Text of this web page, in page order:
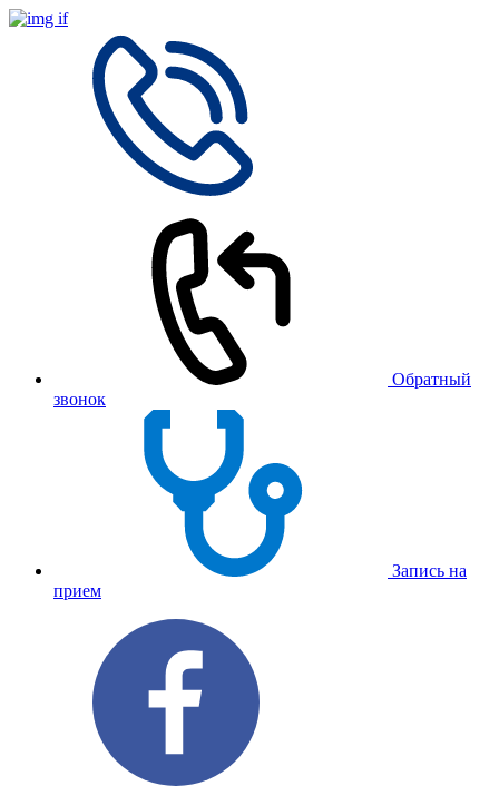
Обратный
звонок
Запись на
прием